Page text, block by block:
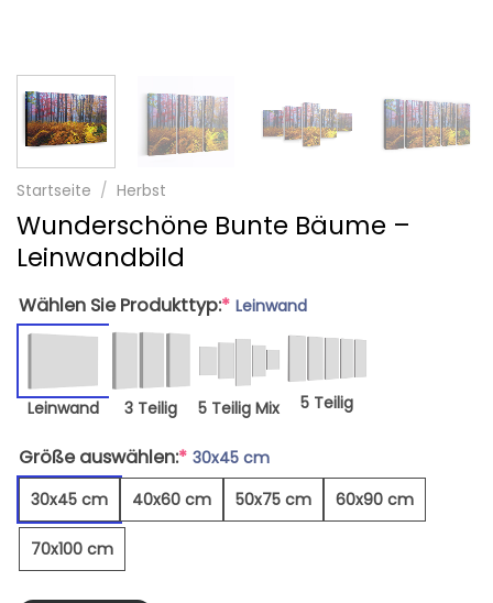
Startseite / Herbst
Wunderschöne Bunte Bäume –
Leinwandbild
Wählen Sie Produkttyp:* Leinwand
Leinwand 3 Teilig 5 Teilig Mix 5 Teilig
Größe auswählen:* 30x45 cm
30x45 cm
40x60 cm 50x75 cm 60x90 cm
70x100 cm